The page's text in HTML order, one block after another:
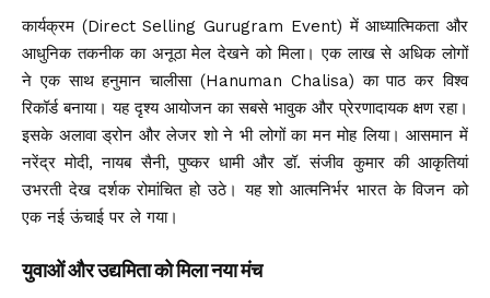
कार्यक्रम (Direct Selling Gurugram Event) में आध्यात्मिकता और
आधुनिक तकनीक का अनूठा मेल देखने को मिला। एक लाख से अधिक लोगों
ने एक साथ हनुमान चालीसा (Hanuman Chalisa) का पाठ कर विश्व
रिकॉर्ड बनाया। यह दृश्य आयोजन का सबसे भावुक और प्रेरणादायक क्षण रहा।
इसके अलावा ड्रोन और लेजर शो ने भी लोगों का मन मोह लिया। आसमान में
नरेंद्र मोदी, नायब सैनी, पुष्कर धामी और डॉ. संजीव कुमार की आकृतियां
उभरती देख दर्शक रोमांचित हो उठे। यह शो आत्मनिर्भर भारत के विजन को
एक नई ऊंचाई पर ले गया।
युवाओं और उद्यमिता को मिला नया मंच